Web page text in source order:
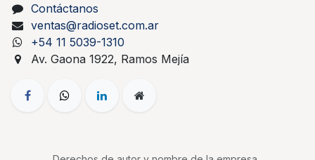
Contáctanos
ventas@radioset.com.ar
+54 11 5039-1310
Av. Gaona 1922, Ramos Mejía